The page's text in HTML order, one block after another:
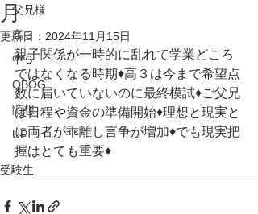
父兄様
高３
中３
OBOG
随想
UP
月
更新日： 2024年11月15日
親子関係が一時的に乱れて学業どころ
ではなくなる時期♦高３は今まで希望点
数に届いていないのに最終模試♦ご父兄
は日程や資金の準備開始♦理想と現実と
に両者が乖離し言争が増加♦でも現実把
握はとても重要♦
受験生